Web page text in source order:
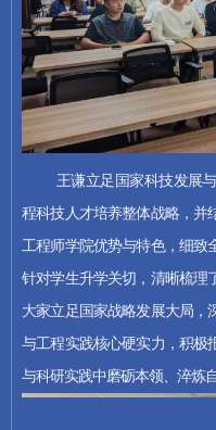
王谦立足国家科技发展
程科技人才培养整体战略，并
工程师学院优势与特色，细致
针对学生升学关切，清晰梳理
大家立足国家战略发展大局，
与工程实践核心硬实力，积极
与科研实践中磨砺本领、淬炼自
学院领导
王谦
职务
办公电话
学术讲座
学生活动